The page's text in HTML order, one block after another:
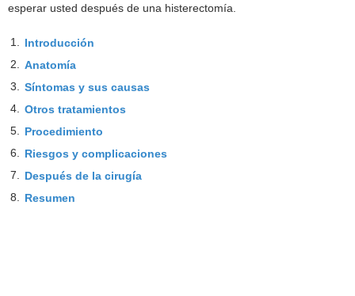
esperar usted después de una histerectomía.
1. Introducción
2. Anatomía
3. Síntomas y sus causas
4. Otros tratamientos
5. Procedimiento
6. Riesgos y complicaciones
7. Después de la cirugía
8. Resumen